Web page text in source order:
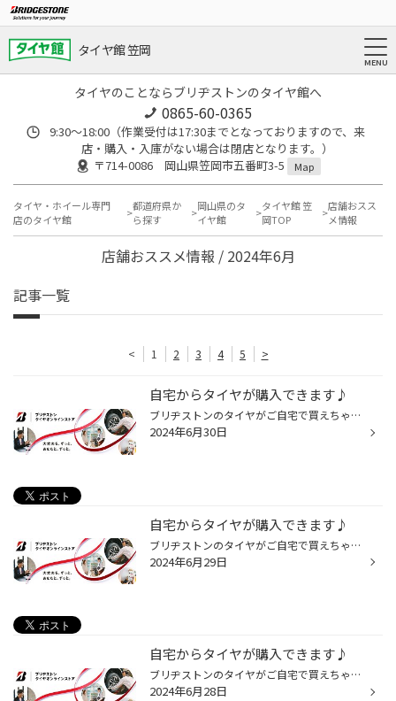
タイヤ館 笠岡
タイヤのことならブリヂストンのタイヤ館へ
0865-60-0365
9:30～18:00（作業受付は17:30までとなっておりますので、来
店・購入・入庫がない場合は閉店となります。）
〒714-0086 岡山県笠岡市五番町3-5
Map
タイヤ・ホイール専門
店のタイヤ館
都道府県か
ら探す
岡山県のタ
イヤ館
タイヤ館 笠
岡TOP
店舗おスス
メ情報
店舗おススメ情報 / 2024年6月
記事一覧
< 1 2 3 4 5 >
自宅からタイヤが購入できます♪
ブリヂストンのタイヤがご自宅で買えちゃいます♪ 実は！！ ネットからでもタイヤ購入ができるのを ご存知ですか??(・。・) いくつかのサイトで購入できるので 自分に合った買い方をぜひ見つけてみてください♪♪ タイヤ館ECサイトでタイヤを購入 ↓ ↓サイトにアクセス！！↓ ↓ 【タイヤ館 ECサイト】は...
2024年6月30日
自宅からタイヤが購入できます♪
ブリヂストンのタイヤがご自宅で買えちゃいます♪ 実は！！ ネットからでもタイヤ購入ができるのを ご存知ですか??(・。・) いくつかのサイトで購入できるので 自分に合った買い方をぜひ見つけてみてください♪♪ タイヤ館ECサイトでタイヤを購入 ↓ ↓サイトにアクセス！！↓ ↓ 【タイヤ館 ECサイト】は...
2024年6月29日
自宅からタイヤが購入できます♪
ブリヂストンのタイヤがご自宅で買えちゃいます♪ 実は！！ ネットからでもタイヤ購入ができるのを ご存知ですか??(・。・) いくつかのサイトで購入できるので 自分に合った買い方をぜひ見つけてみてください♪♪ タイヤ館ECサイトでタイヤを購入 ↓ ↓サイトにアクセス！！↓ ↓ 【タイヤ館 ECサイト】は...
2024年6月28日